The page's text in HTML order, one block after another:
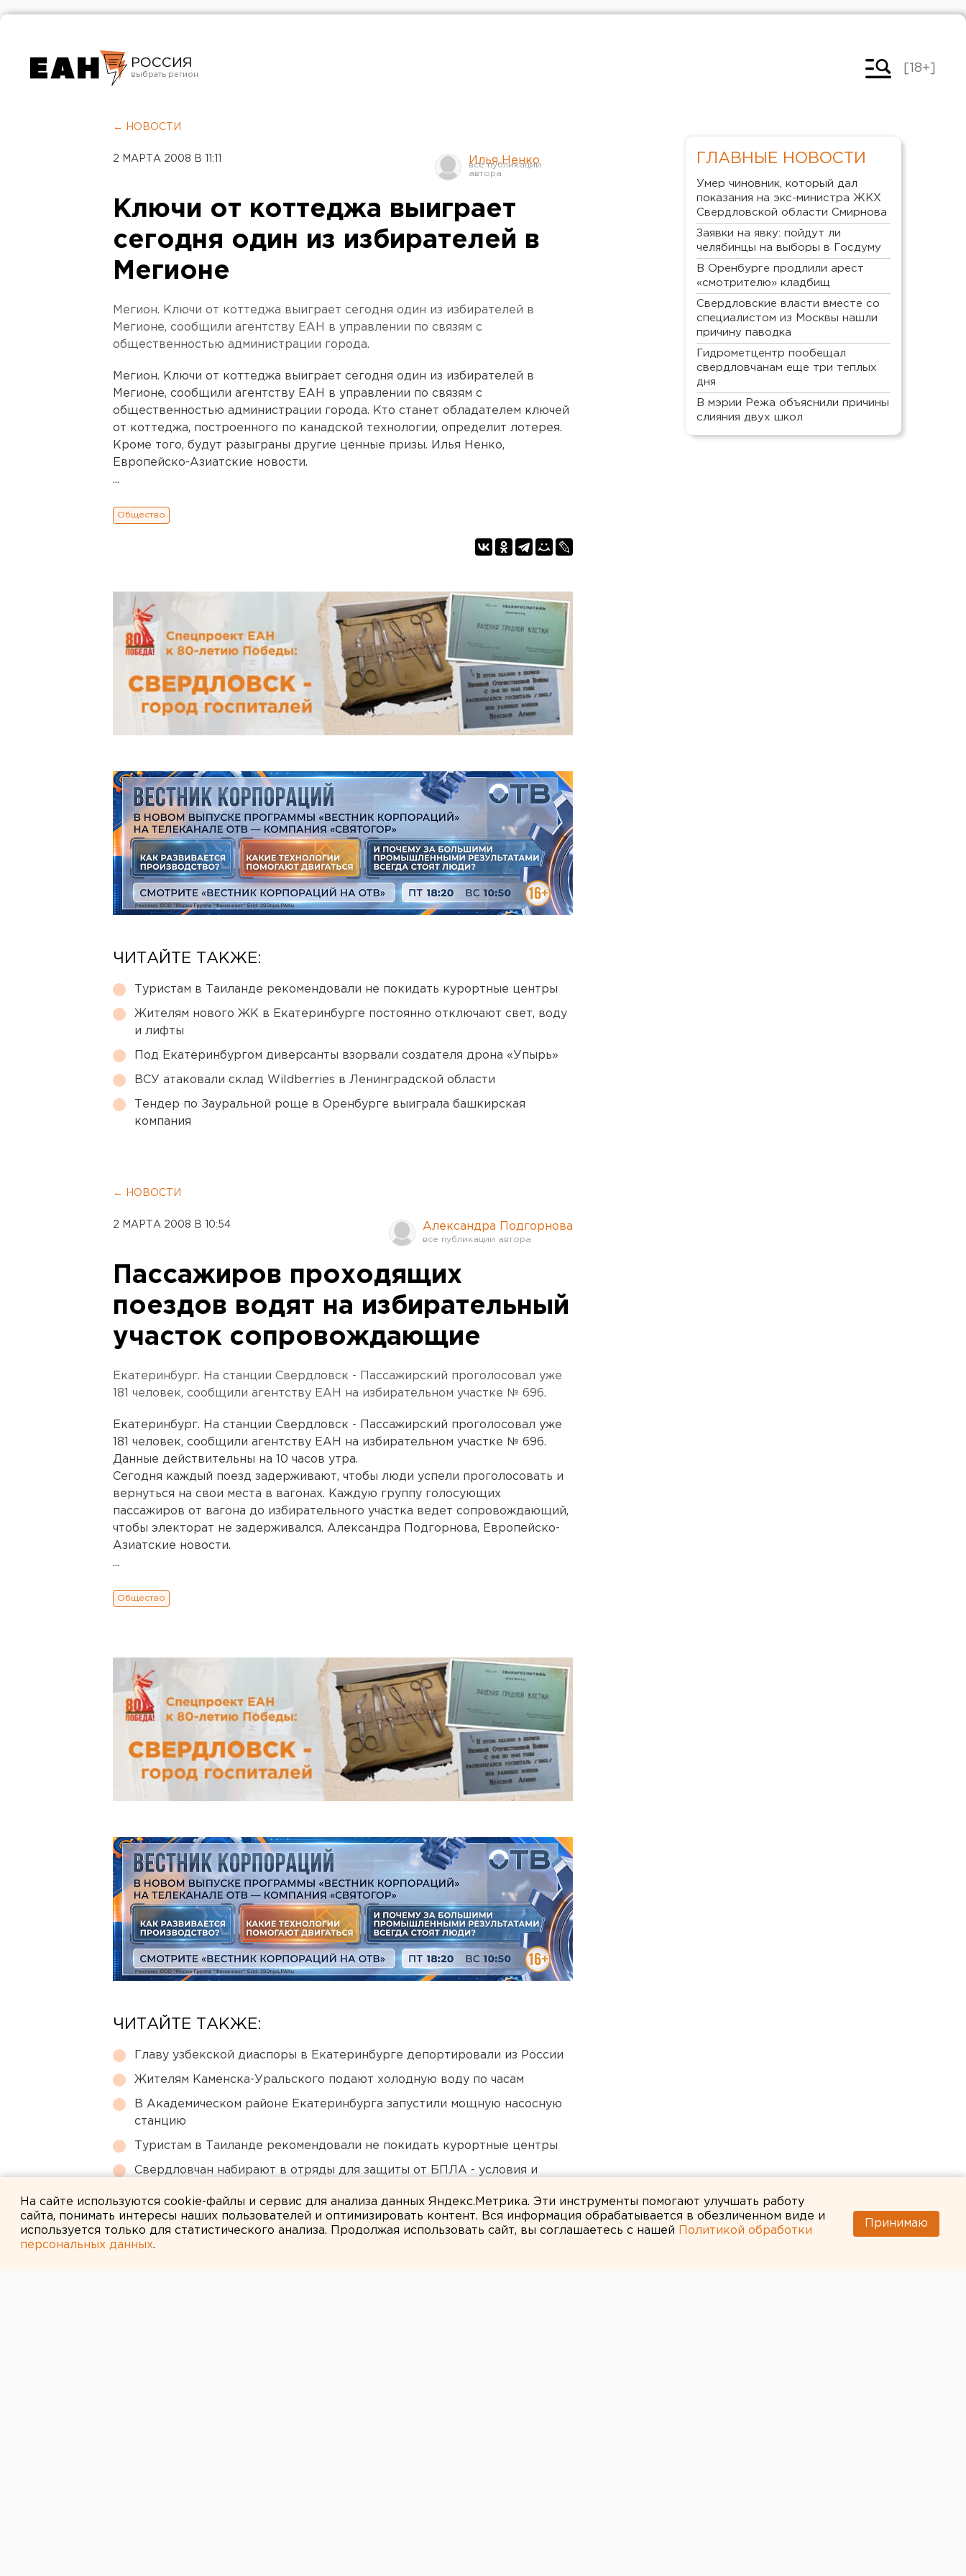
РОССИЯ
Челябинск
[18+]
← НОВОСТИ
2 МАРТА 2008 В 11:11 Илья Ненко
Ключи от коттеджа выиграет
сегодня один из избирателей в
Мегионе
Мегион. Ключи от коттеджа выиграет сегодня один из избирателей в
Мегионе, сообщили агентству ЕАН в управлении по связям с
общественностью администрации города.
Мегион. Ключи от коттеджа выиграет сегодня один из избирателей в
Мегионе, сообщили агентству ЕАН в управлении по связям с
общественностью администрации города. Кто станет обладателем ключей
от коттеджа, построенного по канадской технологии, определит лотерея.
Кроме того, будут разыграны другие ценные призы. Илья Ненко,
Европейско-Азиатские новости.
...
Общество
ЧИТАЙТЕ ТАКЖЕ:
Туристам в Таиланде рекомендовали не покидать курортные центры
Жителям нового ЖК в Екатеринбурге постоянно отключают свет, воду
и лифты
Под Екатеринбургом диверсанты взорвали создателя дрона «Упырь»
ВСУ атаковали склад Wildberries в Ленинградской области
Тендер по Зауральной роще в Оренбурге выиграла башкирская
компания
← НОВОСТИ
2 МАРТА 2008 В 10:54 Александра Подгорнова
Пассажиров проходящих
поездов водят на избирательный
участок сопровождающие
Екатеринбург. На станции Свердловск - Пассажирский проголосовал уже
181 человек, сообщили агентству ЕАН на избирательном участке № 696.
Екатеринбург. На станции Свердловск - Пассажирский проголосовал уже
181 человек, сообщили агентству ЕАН на избирательном участке № 696.
Данные действительны на 10 часов утра.
Сегодня каждый поезд задерживают, чтобы люди успели проголосовать и
вернуться на свои места в вагонах. Каждую группу голосующих
пассажиров от вагона до избирательного участка ведет сопровождающий,
чтобы электорат не задерживался. Александра Подгорнова, Европейско-
Азиатские новости.
...
Общество
ЧИТАЙТЕ ТАКЖЕ:
Главу узбекской диаспоры в Екатеринбурге депортировали из России
Жителям Каменска-Уральского подают холодную воду по часам
В Академическом районе Екатеринбурга запустили мощную насосную
станцию
Туристам в Таиланде рекомендовали не покидать курортные центры
Свердловчан набирают в отряды для защиты от БПЛА - условия и
ГЛАВНЫЕ НОВОСТИ
Умер чиновник, который дал
показания на экс-министра ЖКХ
Свердловской области Смирнова
Заявки на явку: пойдут ли
челябинцы на выборы в Госдуму
В Оренбурге продлили арест
«смотрителю» кладбищ
Свердловские власти вместе со
специалистом из Москвы нашли
причину паводка
Гидрометцентр пообещал
свердловчанам еще три теплых
дня
В мэрии Режа объяснили причины
слияния двух школ
На сайте используются cookie-файлы и сервис для анализа данных Яндекс.Метрика. Эти инструменты помогают улучшать работу
сайта, понимать интересы наших пользователей и оптимизировать контент. Вся информация обрабатывается в обезличенном виде и
используется только для статистического анализа. Продолжая использовать сайт, вы соглашаетесь с нашей
Политикой обработки
персональных данных.
Принимаю